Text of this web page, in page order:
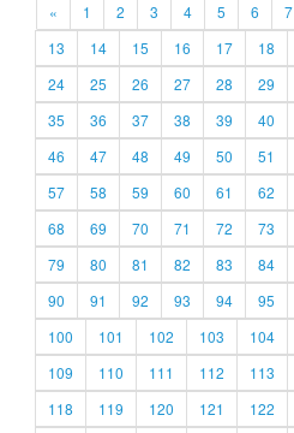
« 1 2 3 4 5 6 7
13
14 15 16 17 18
24
25 26 27 28 29
35
36 37 38 39 40
46
47 48 49 50 51
57
58 59 60 61 62
68
69 70 71 72 73
79
80 81 82 83 84
90
91 92 93 94 95
100
101 102 103 104
109
110 111 112 113
118
119 120 121 122